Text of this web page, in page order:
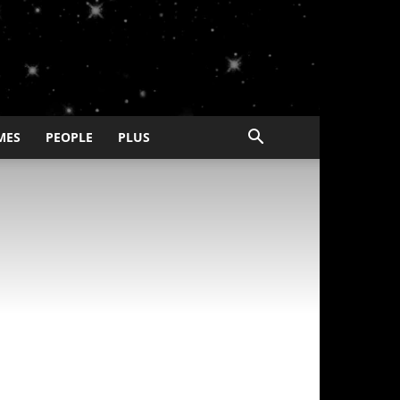
PEOPLE PLUS